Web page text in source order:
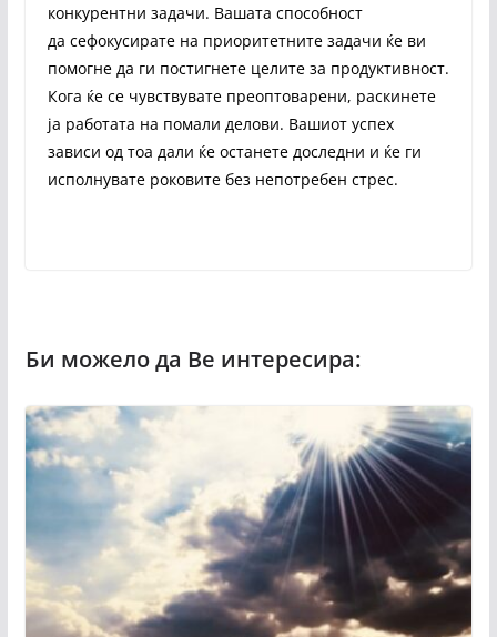
конкурентни задачи. Вашата способност
да сефокусирате на приоритетните задачи ќе ви
помогне да ги постигнете целите за продуктивност.
Кога ќе се чувствувате преоптоварени, раскинете
ја работата на помали делови. Вашиот успех
зависи од тоа дали ќе останете доследни и ќе ги
исполнувате роковите без непотребен стрес.